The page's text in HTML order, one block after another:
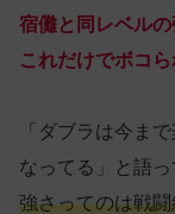
宿儺と同レベル
これだけでボコ
「ダブラは今ま
なってる」と語っ
強さってのは戦